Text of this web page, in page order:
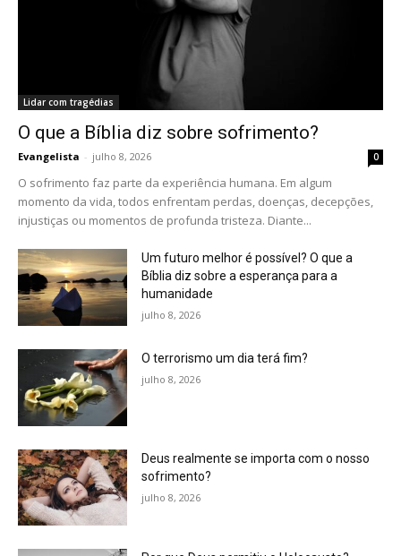
Lidar com tragédias
O que a Bíblia diz sobre sofrimento?
Evangelista - julho 8, 2026 0
O sofrimento faz parte da experiência humana. Em algum
momento da vida, todos enfrentam perdas, doenças, decepções,
injustiças ou momentos de profunda tristeza. Diante...
Um futuro melhor é possível? O que a
Bíblia diz sobre a esperança para a
humanidade
julho 8, 2026
O terrorismo um dia terá fim?
julho 8, 2026
Deus realmente se importa com o nosso
sofrimento?
julho 8, 2026